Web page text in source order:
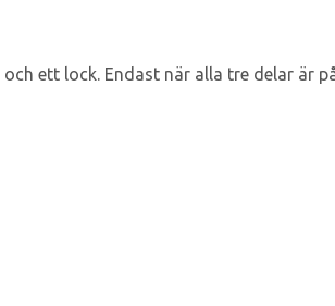
ett lock. Endast när alla tre delar är